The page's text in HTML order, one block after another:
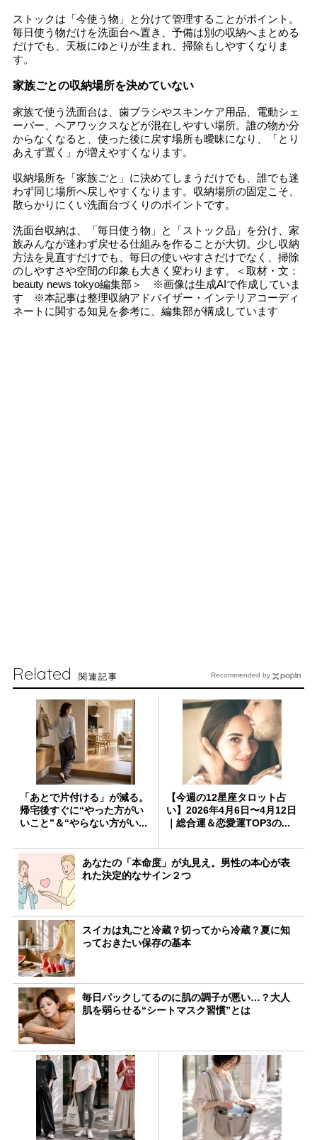
ストックは「今使う物」と分けて管理することがポイント。
毎日使う物だけを洗面台へ置き、予備は別の収納へまとめる
だけでも、天板にゆとりが生まれ、掃除もしやすくなりま
す。
家族ごとの収納場所を決めていない
家族で使う洗面台は、歯ブラシやスキンケア用品、電動シェ
ーバー、ヘアワックスなどが混在しやすい場所。誰の物か分
からなくなると、使った後に戻す場所も曖昧になり、「とり
あえず置く」が増えやすくなります。
収納場所を「家族ごと」に決めてしまうだけでも、誰でも迷
わず同じ場所へ戻しやすくなります。収納場所の固定こそ、
散らかりにくい洗面台づくりのポイントです。
洗面台収納は、「毎日使う物」と「ストック品」を分け、家
族みんなが迷わず戻せる仕組みを作ることが大切。少し収納
方法を見直すだけでも、毎日の使いやすさだけでなく、掃除
のしやすさや空間の印象も大きく変わります。＜取材・文：
beauty news tokyo編集部＞ ※画像は生成AIで作成していま
す ※本記事は整理収納アドバイザー・インテリアコーディ
ネートに関する知見を参考に、編集部が構成しています
Related 関連記事
「あとで片付ける」が減る。
帰宅後すぐに“やった方がい
いこと”＆“やらない方がい...
【今週の12星座タロット占
い】2026年4月6日〜4月12日
｜総合運＆恋愛運TOP3の...
あなたの「本命度」が丸見え。男性の本心が表
れた決定的なサイン２つ
スイカは丸ごと冷蔵？切ってから冷蔵？夏に知
っておきたい保存の基本
毎日パックしてるのに肌の調子が悪い…？大人
肌を弱らせる“シートマスク習慣”とは
Recommended by